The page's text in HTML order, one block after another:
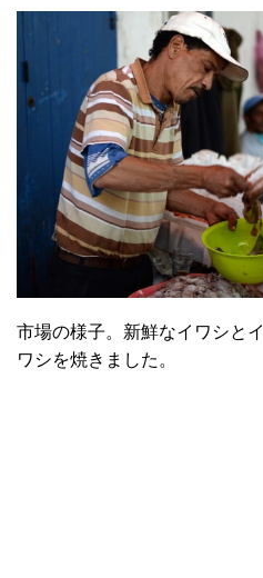
市場の様子。新鮮なイワシと
ワシを焼きました。